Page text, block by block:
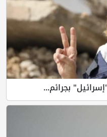
بجرائم...